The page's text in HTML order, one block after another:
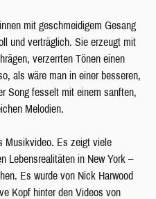
mit geschmeidigem Gesang
und verträglich. Sie erzeugt mit
verzerrten Tönen einen
als wäre man in einer besseren,
Song fesselt mit einem sanften,
Melodien.
Musikvideo. Es zeigt viele
Lebensrealitäten in New York –
Es wurde von Nick Harwood
Kopf hinter den Videos von